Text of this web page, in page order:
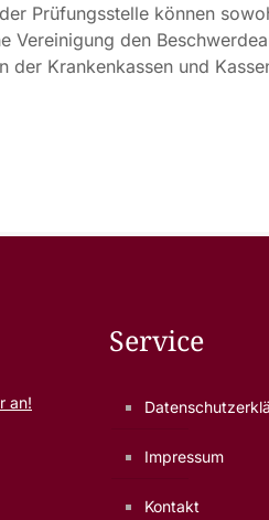
Prüfungsstelle können
den
der Krankenkassen und
an!
Service
Impressum
Kontakt